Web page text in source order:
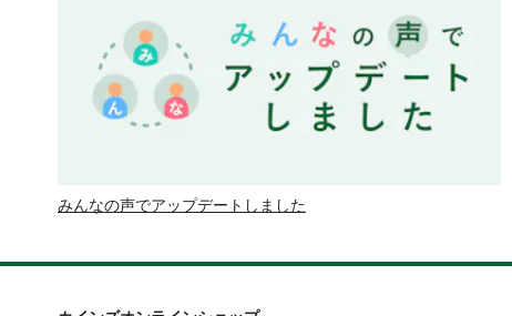
みんなの声でアップデートしました